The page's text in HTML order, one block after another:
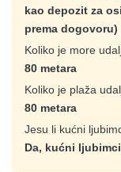
kao depozit za
prema dogovoru)
Koliko je more
80 metara
Koliko je plaža
80 metara
Jesu li kućni
Da, kućni